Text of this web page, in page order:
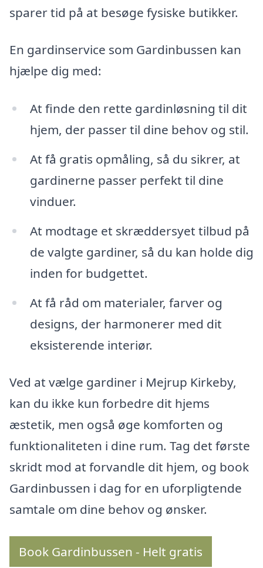
sparer tid på at besøge fysiske butikker.
En gardinservice som Gardinbussen kan
hjælpe dig med:
At finde den rette gardinløsning til dit
hjem, der passer til dine behov og stil.
At få gratis opmåling, så du sikrer, at
gardinerne passer perfekt til dine
vinduer.
At modtage et skræddersyet tilbud på
de valgte gardiner, så du kan holde dig
inden for budgettet.
At få råd om materialer, farver og
designs, der harmonerer med dit
eksisterende interiør.
Ved at vælge gardiner i Mejrup Kirkeby,
kan du ikke kun forbedre dit hjems
æstetik, men også øge komforten og
funktionaliteten i dine rum. Tag det første
skridt mod at forvandle dit hjem, og book
Gardinbussen i dag for en uforpligtende
samtale om dine behov og ønsker.
Book Gardinbussen - Helt gratis